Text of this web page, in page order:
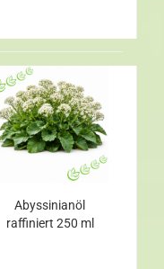
Abyssinianöl
raffiniert 250 ml